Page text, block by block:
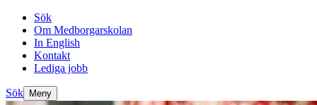
Sök
Om Medborgarskolan
In English
Kontakt
Lediga jobb
Sök Meny